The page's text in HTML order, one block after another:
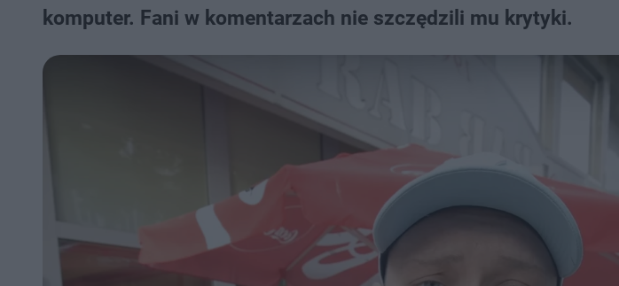
komputer. Fani w komentarzach nie szczędzili mu krytyki.